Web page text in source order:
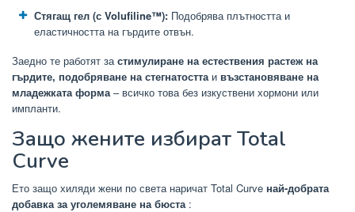
Стягащ гел (с Volufiline™): Подобрява плътността и
еластичността на гърдите отвън.
Заедно те работят застимулиране на естествения растеж на
гърдите, подобряване на стегнатосттаи възстановяване на
младежката форма– всичко това без изкуствени хормони или
импланти.
Защо жените избират Total
Curve
Ето защо хиляди жени по света наричат ​​Total Curve най-добрата
добавка за уголемяване на бюста: